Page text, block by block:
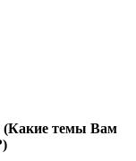
(Какие темы Вам